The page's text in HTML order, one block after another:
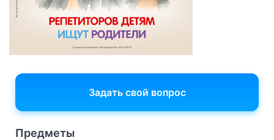
Задать свой вопрос
Предметы